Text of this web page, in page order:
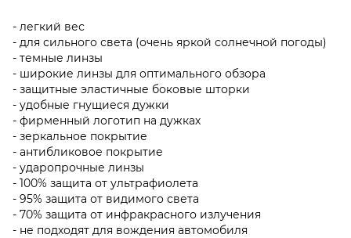
- легкий вес
- для сильного света (очень яркой солнечной погоды)
- темные линзы
- широкие линзы для оптимального обзора
- защитные эластичные боковые шторки
- удобные гнущиеся дужки
- фирменный логотип на дужках
- зеркальное покрытие
- антибликовое покрытие
- ударопрочные линзы
- 100% защита от ультрафиолета
- 95% защита от видимого света
- 70% защита от инфракрасного излучения
- не подходят для вождения автомобиля